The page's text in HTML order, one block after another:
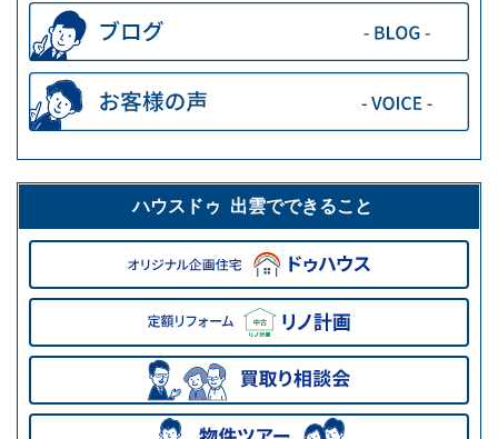
ハウスドゥ 出雲でできること